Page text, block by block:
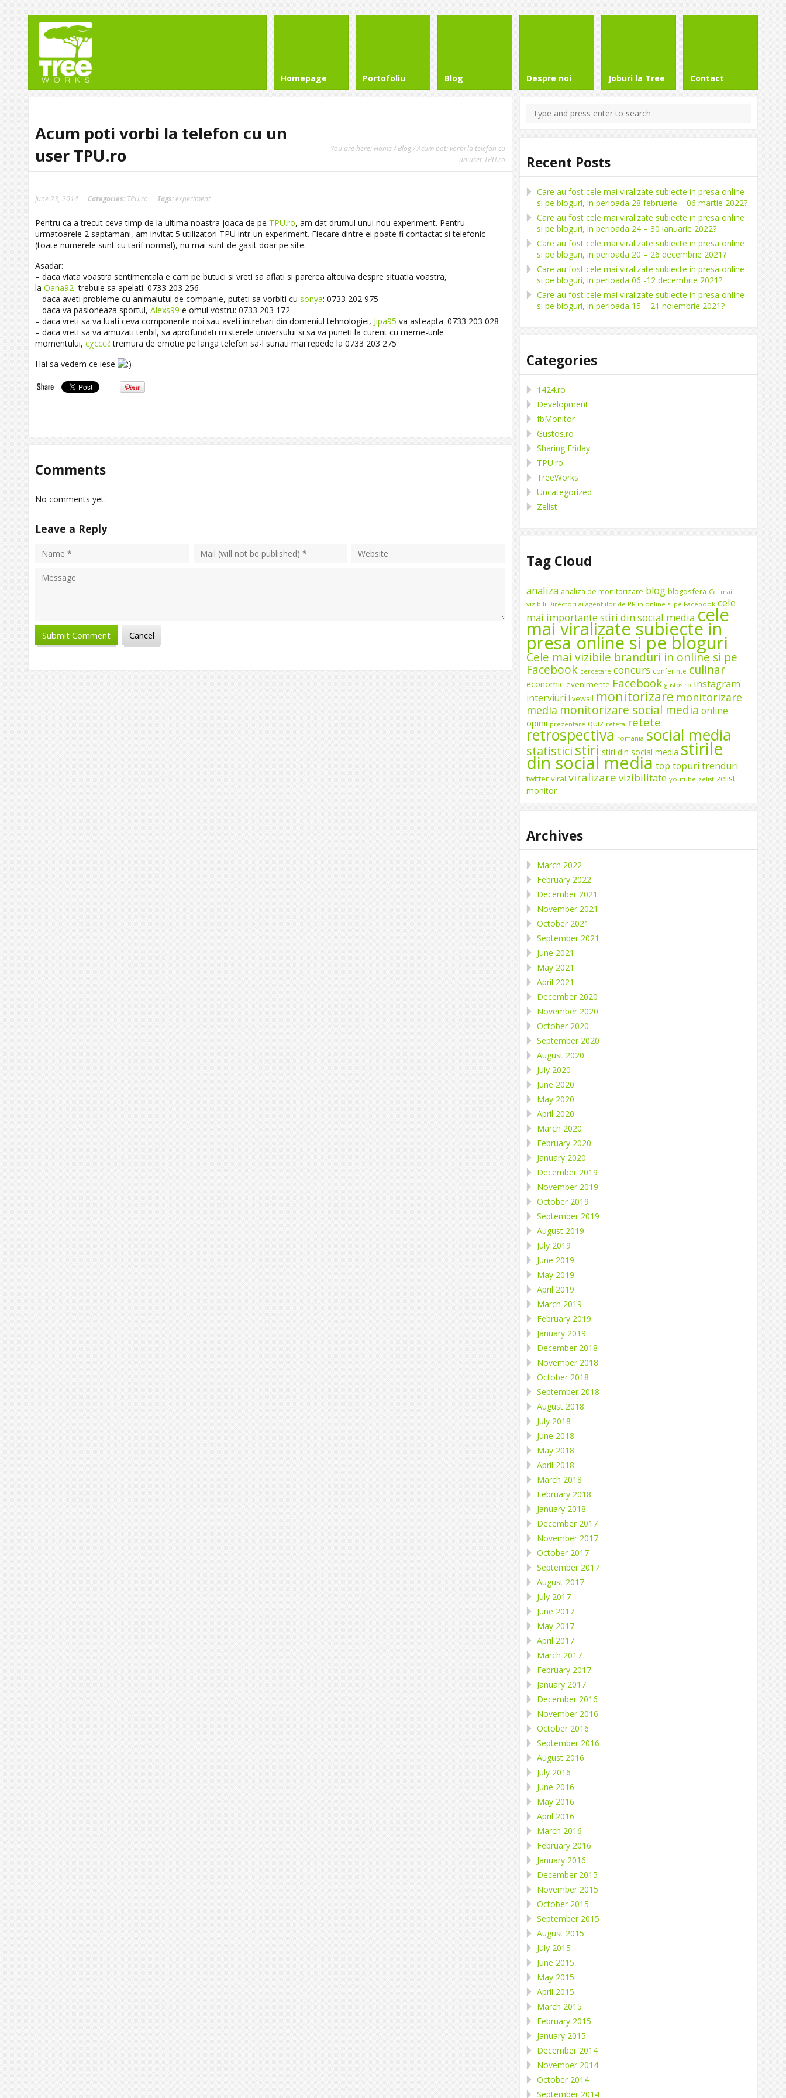
Homepage Portofoliu Blog Despre noi Joburi la Tree Contact
Acum poti vorbi la telefon cu un
user TPU.ro
You are here: Home/Blog/ Acum poti vorbi la telefon cu
un user TPU.ro
June 23, 2014 Categories: TPU.ro Tags: experiment
Pentru ca a trecut ceva timp de la ultima noastra joaca de pe TPU.ro, am dat drumul unui nou experiment. Pentru
urmatoarele 2 saptamani, am invitat 5 utilizatori TPU intr-un experiment. Fiecare dintre ei poate fi contactat si telefonic
(toate numerele sunt cu tarif normal), nu mai sunt de gasit doar pe site.
Asadar:
– daca viata voastra sentimentala e cam pe butuci si vreti sa aflati si parerea altcuiva despre situatia voastra,
la Oana92 trebuie sa apelati: 0733 203 256
– daca aveti probleme cu animalutul de companie, puteti sa vorbiti cu sonya: 0733 202 975
– daca va pasioneaza sportul, Alexs99 e omul vostru: 0733 203 172
– daca vreti sa va luati ceva componente noi sau aveti intrebari din domeniul tehnologiei, Jipa95 va asteapta: 0733 203 028
– daca vreti sa va amuzati teribil, sa aprofundati misterele universului si sa va puneti la curent cu meme-urile
momentului, єχcєєℓ tremura de emotie pe langa telefon sa-l sunati mai repede la 0733 203 275
Hai sa vedem ce iese
Comments
No comments yet.
Leave a Reply
Recent Posts
Care au fost cele mai viralizate subiecte in presa online
si pe bloguri, in perioada 28 februarie – 06 martie 2022?
Care au fost cele mai viralizate subiecte in presa online
si pe bloguri, in perioada 24 – 30 ianuarie 2022?
Care au fost cele mai viralizate subiecte in presa online
si pe bloguri, in perioada 20 – 26 decembrie 2021?
Care au fost cele mai viralizate subiecte in presa online
si pe bloguri, in perioada 06 -12 decembrie 2021?
Care au fost cele mai viralizate subiecte in presa online
si pe bloguri, in perioada 15 – 21 noiembrie 2021?
Categories
1424.ro
Development
fbMonitor
Gustos.ro
Sharing Friday
TPU.ro
TreeWorks
Uncategorized
Zelist
Tag Cloud
analiza analiza de monitorizare blog blogosfera Cei mai
vizibili Directori ai agentiilor de PR in online si pe Facebook cele
mai importante stiri din social media cele
mai viralizate subiecte in
presa online si pe bloguri
Cele mai vizibile branduri in online si pe
Facebook cercetare concurs conferinte culinar
economic evenimente Facebook gustos.ro instagram
interviuri livewall monitorizare monitorizare
media monitorizare social media online
opinii prezentare quiz reteta retete
retrospectiva romania social media
statistici stiri stiri din social media stirile
din social media top topuri trenduri
twitter viral viralizare vizibilitate youtube zelist zelist
monitor
Archives
March 2022
February 2022
December 2021
November 2021
October 2021
September 2021
June 2021
May 2021
April 2021
December 2020
November 2020
October 2020
September 2020
August 2020
July 2020
June 2020
May 2020
April 2020
March 2020
February 2020
January 2020
December 2019
November 2019
October 2019
September 2019
August 2019
July 2019
June 2019
May 2019
April 2019
March 2019
February 2019
January 2019
December 2018
November 2018
October 2018
September 2018
August 2018
July 2018
June 2018
May 2018
April 2018
March 2018
February 2018
January 2018
December 2017
November 2017
October 2017
September 2017
August 2017
July 2017
June 2017
May 2017
April 2017
March 2017
February 2017
January 2017
December 2016
November 2016
October 2016
September 2016
August 2016
July 2016
June 2016
May 2016
April 2016
March 2016
February 2016
January 2016
December 2015
November 2015
October 2015
September 2015
August 2015
July 2015
June 2015
May 2015
April 2015
March 2015
February 2015
January 2015
December 2014
November 2014
October 2014
September 2014